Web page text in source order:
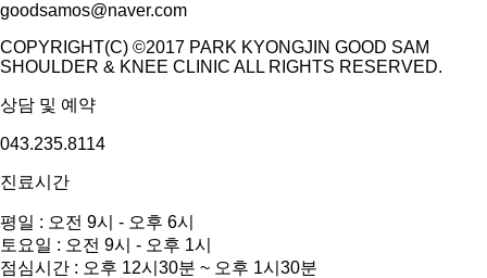
goodsamos@naver.com
COPYRIGHT(C) ©2017 PARK KYONGJIN GOOD SAM
SHOULDER & KNEE CLINIC ALL RIGHTS RESERVED.
상담 및 예약
043.235.8114
진료시간
평일 : 오전 9시 - 오후 6시
토요일 : 오전 9시 - 오후 1시
점심시간 : 오후 12시30분 ~ 오후 1시30분